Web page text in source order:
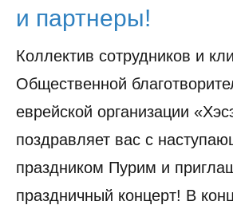
и партнеры!
Коллектив сотрудников и
Общественной
еврейской организации
поздравляет вас с
праздником Пурим и
праздничный концерт! В